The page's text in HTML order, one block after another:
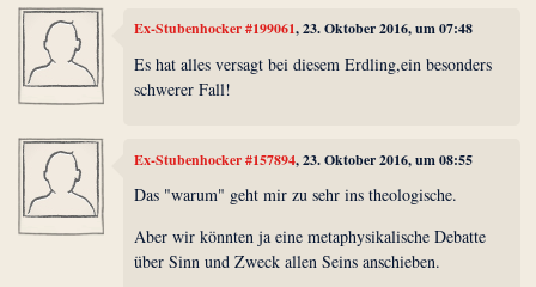
Ex-Stubenhocker #199061, 23. Oktober 2016, um 07:48
Es hat alles versagt bei diesem Erdling,ein besonders
schwerer Fall!
Ex-Stubenhocker #157894, 23. Oktober 2016, um 08:55
Das "warum" geht mir zu sehr ins theologische.
Aber wir könnten ja eine metaphysikalische Debatte
über Sinn und Zweck allen Seins anschieben.